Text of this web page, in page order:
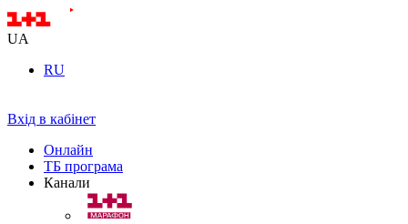
UA
RU
Вхід в кабінет
Онлайн
ТБ програма
Канали